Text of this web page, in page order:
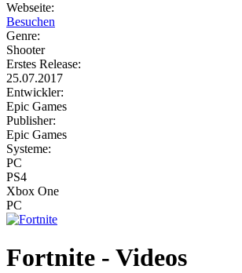
Webseite:
Besuchen
Genre:
Shooter
Erstes Release:
25.07.2017
Entwickler:
Epic Games
Publisher:
Epic Games
Systeme:
PC
PS4
Xbox One
PC
Fortnite - Videos